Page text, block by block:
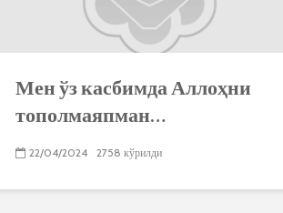
Мен ўз касбимда Аллоҳни
тополмаяпман…
22/04/2024 2758 кўрилди